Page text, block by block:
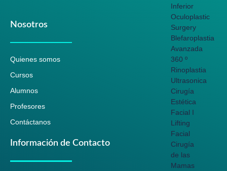
Inferior
Oculoplastic
Surgery
Blefaroplastia
Avanzada
360 º
Rinoplastia
Ultrasonica
Cirugía
Estética
Facial I
Lifting
Facial
Cirugía
de las
Mamas
Nosotros
Quienes somos
Cursos
Alumnos
Profesores
Contáctanos
Información de Contacto